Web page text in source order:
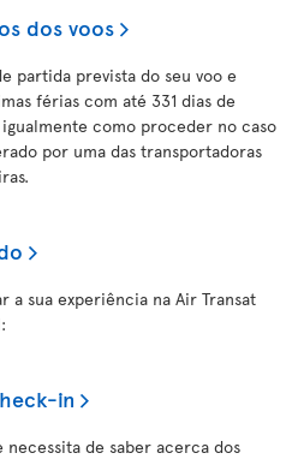
dos voos
partida prevista do seu voo e
férias com até 331 dias de
como proceder no caso
por uma das transportadoras
a sua experiência na Air Transat
in
necessita de saber acerca dos